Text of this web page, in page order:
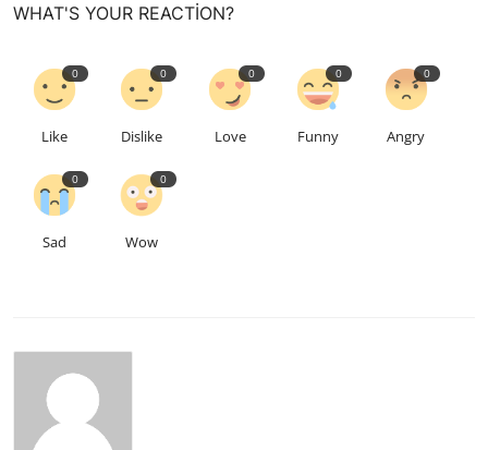
WHAT'S YOUR REACTION?
0
Like
0
Dislike
0
Love
0
Funny
0
Angry
0
Sad
0
Wow